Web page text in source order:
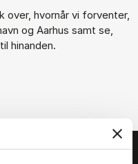
over, hvornår vi forventer,
og Aarhus samt se,
hinanden.